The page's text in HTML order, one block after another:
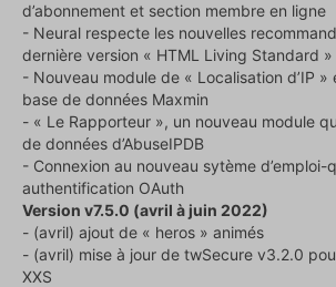
d’abonnement et section membre en ligne
- Neural respecte les nouvelles
dernière version « HTML Living Standard »
- Nouveau module de « Localisation d’IP »
base de données Maxmin
- « Le Rapporteur », un nouveau module
de données d’AbuseIPDB
- Connexion au nouveau sytème d’emploi-
authentification OAuth
Version v7.5.0 (avril à juin 2022)
- (avril) ajout de « heros » animés
- (avril) mise à jour de twSecure v3.2.0
XXS